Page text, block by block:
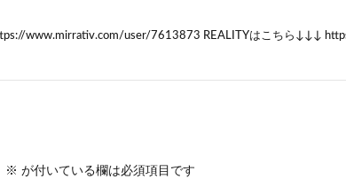
www.mirrativ.com/user/7613873 REALITYはこちら↓↓↓
※ が付いている欄は必須項目です